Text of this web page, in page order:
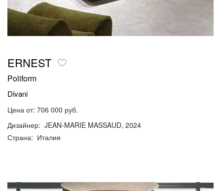
ERNEST
Poliform
Divani
Цена от: 706 000 руб.
Дизайнер: JEAN-MARIE MASSAUD, 2024
Страна: Италия